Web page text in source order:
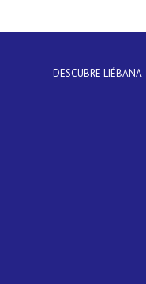
DESCUBRE LIÉBANA